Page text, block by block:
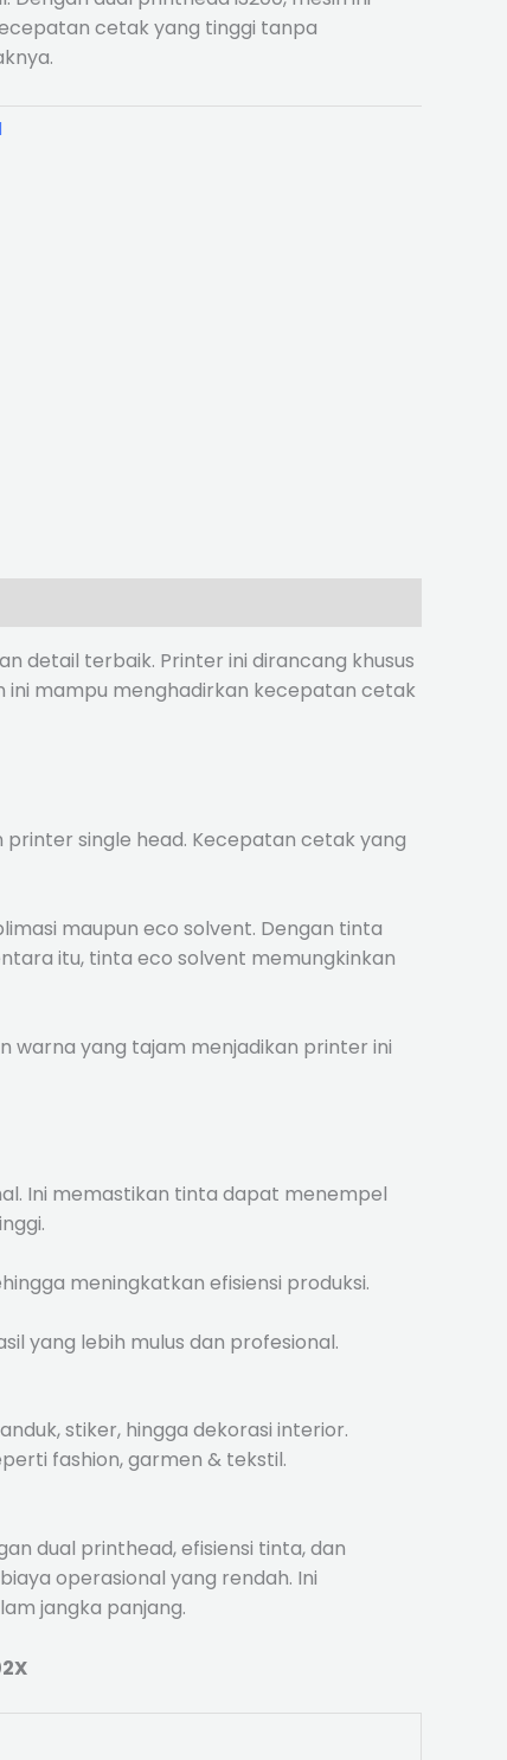
cetak yang tinggi tanpa
detail terbaik. Printer ini dirancang khusus
ini mampu menghadirkan kecepatan cetak
single head. Kecepatan cetak yang
maupun eco solvent. Dengan tinta
itu, tinta eco solvent memungkinkan
warna yang tajam menjadikan printer ini
Ini memastikan tinta dapat menempel
meningkatkan efisiensi produksi.
yang lebih mulus dan profesional.
stiker, hingga dekorasi interior.
fashion, garmen & tekstil.
dual printhead, efisiensi tinta, dan
operasional yang rendah. Ini
jangka panjang.